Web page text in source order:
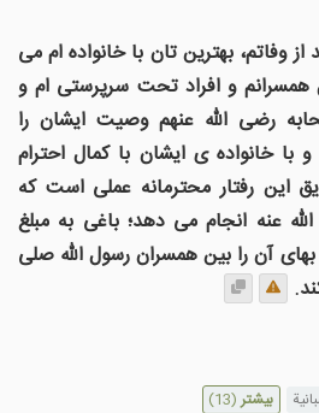
وفاتم، بهترین تان با خانواده ام می
همسرانم و افراد تحت سرپرستی ام و
رضی الله عنهم وصیت ایشان را
با خانواده ی ایشان با کمال احترام
این رفتار محترمانه عملی است که
عنه انجام می دهد؛ باغی به مبلغ
آن را بین همسران رسول الله صلی
بیشتر(13)